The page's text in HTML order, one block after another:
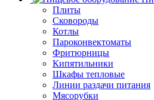
Плиты
Сковороды
Котлы
Пароконвектоматы
Фритюрницы
Кипятильники
Шкафы тепловые
Линии раздачи питания
Мясорубки